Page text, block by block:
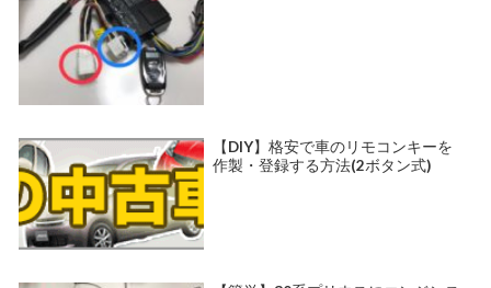
【DIY】格安で車のリモコンキーを
作製・登録する方法(2ボタン式)